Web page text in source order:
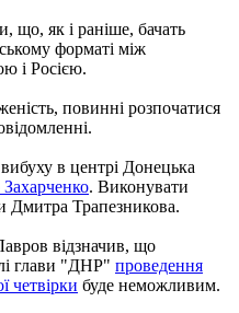
що, як і раніше, бачать
форматі між
і Росією.
повинні розпочатися
в центрі Донецька
. Виконувати
Дмитра Трапезникова.
відзначив, що
глави "ДНР" проведення
четвірки буде неможливим.